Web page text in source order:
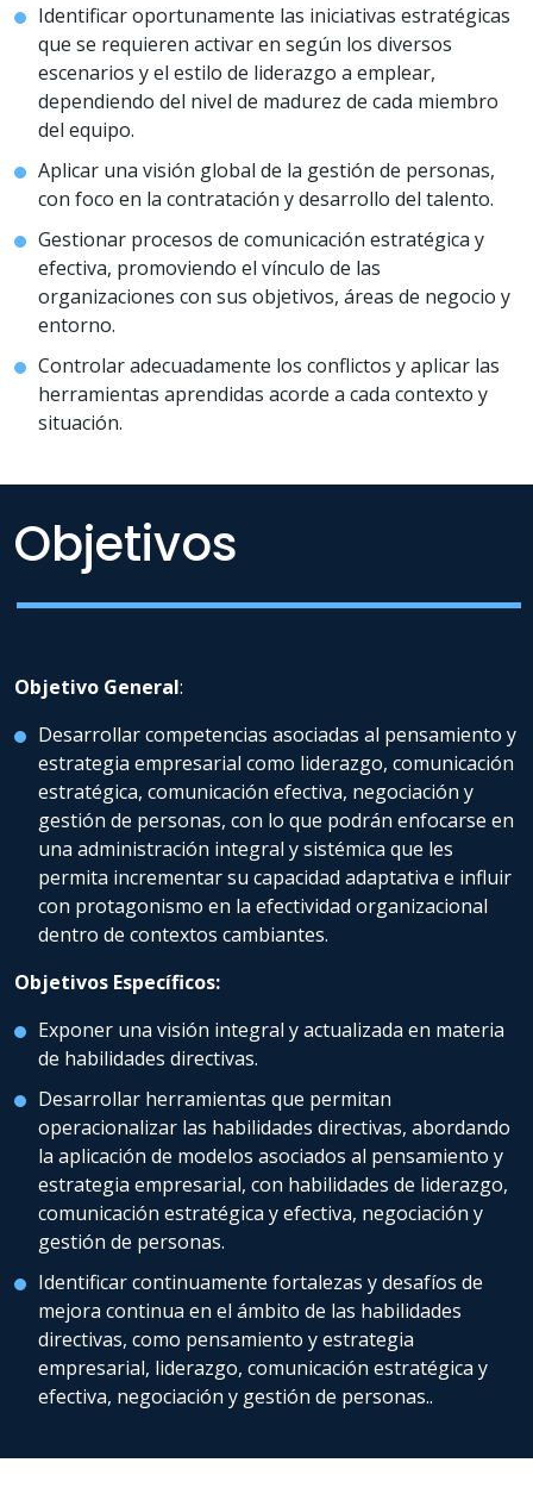
Identificar oportunamente las iniciativas estratégicas
que se requieren activar en según los diversos
escenarios y el estilo de liderazgo a emplear,
dependiendo del nivel de madurez de cada miembro
del equipo.
Aplicar una visión global de la gestión de personas,
con foco en la contratación y desarrollo del talento.
Gestionar procesos de comunicación estratégica y
efectiva, promoviendo el vínculo de las
organizaciones con sus objetivos, áreas de negocio y
entorno.
Controlar adecuadamente los conflictos y aplicar las
herramientas aprendidas acorde a cada contexto y
situación.
Objetivo General:
Desarrollar competencias asociadas al pensamiento y
estrategia empresarial como liderazgo, comunicación
estratégica, comunicación efectiva, negociación y
gestión de personas, con lo que podrán enfocarse en
una administración integral y sistémica que les
permita incrementar su capacidad adaptativa e influir
con protagonismo en la efectividad organizacional
dentro de contextos cambiantes.
Objetivos Específicos:
Exponer una visión integral y actualizada en materia
de habilidades directivas.
Desarrollar herramientas que permitan
operacionalizar las habilidades directivas, abordando
la aplicación de modelos asociados al pensamiento y
estrategia empresarial, con habilidades de liderazgo,
comunicación estratégica y efectiva, negociación y
gestión de personas.
Identificar continuamente fortalezas y desafíos de
mejora continua en el ámbito de las habilidades
directivas, como pensamiento y estrategia
empresarial, liderazgo, comunicación estratégica y
efectiva, negociación y gestión de personas..
Objetivos